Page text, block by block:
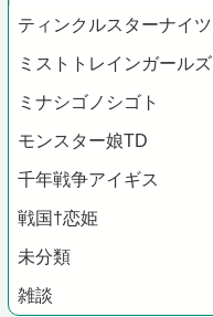
ティンクルスターナイツ
ミストトレインガールズ
ミナシゴノシゴト
モンスター娘TD
千年戦争アイギス
戦国†恋姫
未分類
雑談